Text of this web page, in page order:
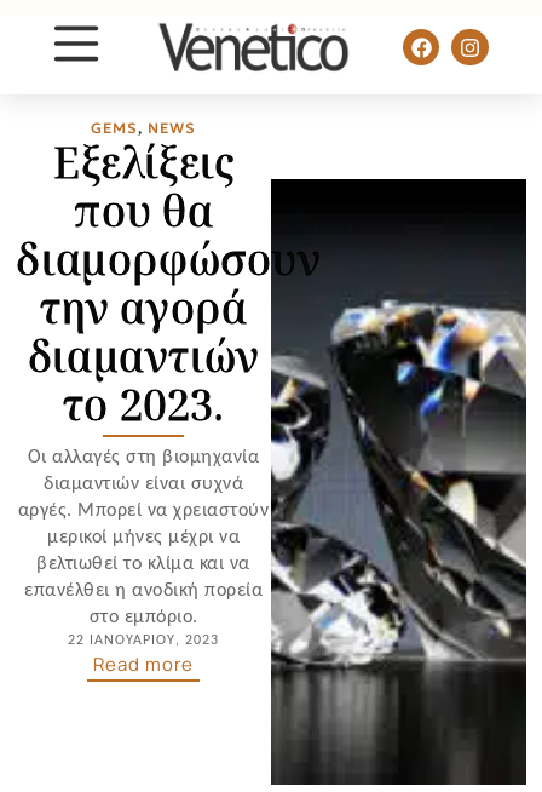
GEMS, NEWS
Εξελίξεις
που θα
διαμορφώσουν
την αγορά
διαμαντιών
το 2023.
Οι αλλαγές στη βιομηχανία
διαμαντιών είναι συχνά
αργές. Μπορεί να χρειαστούν
μερικοί μήνες μέχρι να
βελτιωθεί το κλίμα και να
επανέλθει η ανοδική πορεία
στο εμπόριο.
22 ΙΑΝΟΥΑΡΊΟΥ, 2023
Read more